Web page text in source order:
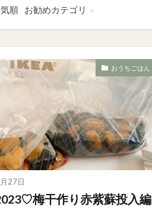
気順
お勧めカテゴリ
恋愛
おうちごはん
おそとごはん
おうちごはん
27日
梅干作り赤紫蘇投入編